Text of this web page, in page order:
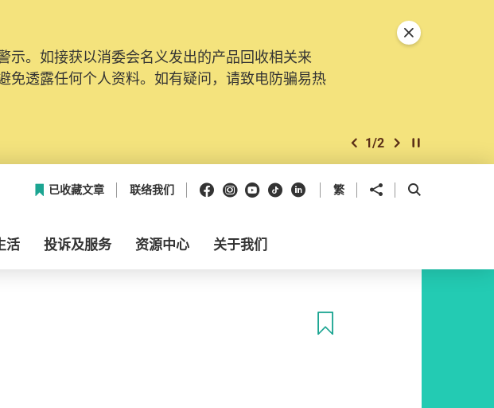
示。如接获以消委会名义发出的产品回收相关来
免透露任何个人资料。如有疑问，请致电防骗易热
上一个
1/2 下一个开始/暂停幻灯
关闭特別通告
已收藏文章 联络我们 Facebook
Instagram
Youtube
抖音领英 繁 分享到 开启搜寻框
活 投诉及服务 资源中心 关于我们